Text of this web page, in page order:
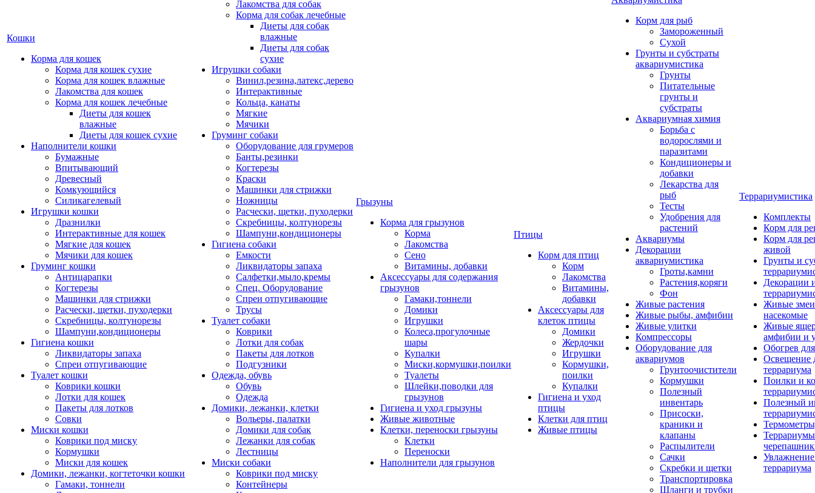
Кошки
Корма для кошек
Корма для кошек сухие
Корма для кошек влажные
Лакомства для кошек
Корма для кошек лечебные
Диеты для кошек
влажные
Диеты для кошек сухие
Наполнители кошки
Бумажные
Впитывающий
Древесный
Комкующийся
Силикагелевый
Игрушки кошки
Дразнилки
Интерактивные для кошек
Мягкие для кошек
Мячики для кошек
Груминг кошки
Антицарапки
Когтерезы
Машинки для стрижки
Расчески, щетки, пуходерки
Скребницы, колтунорезы
Шампуни,кондиционеры
Гигиена кошки
Ликвидаторы запаха
Спреи отпугивающие
Туалет кошки
Коврики кошки
Лотки для кошек
Пакеты для лотков
Совки
Миски кошки
Коврики под миску
Кормушки
Миски для кошек
Домики, лежанки, когтеточки кошки
Гамаки, тоннели
Лакомства для собак
Корма для собак лечебные
Диеты для собак
влажные
Диеты для собак
сухие
Игрушки собаки
Винил,резина,латекс,дерево
Интерактивные
Кольца, канаты
Мягкие
Мячики
Груминг собаки
Оборудование для грумеров
Банты,резинки
Когтерезы
Краски
Машинки для стрижки
Ножницы
Расчески, щетки, пуходерки
Скребницы, колтунорезы
Шампуни,кондиционеры
Гигиена собаки
Емкости
Ликвидаторы запаха
Салфетки,мыло,кремы
Спец. Оборудование
Спреи отпугивающие
Трусы
Туалет собаки
Коврики
Лотки для собак
Пакеты для лотков
Подгузники
Одежда, обувь
Обувь
Одежда
Домики, лежанки, клетки
Вольеры, палатки
Домики для собак
Лежанки для собак
Лестницы
Миски собаки
Коврики под миску
Контейнеры
Грызуны
Корма для грызунов
Корма
Лакомства
Сено
Витамины, добавки
Аксессуары для содержания
грызунов
Гамаки,тоннели
Домики
Игрушки
Колеса,прогулочные
шары
Купалки
Миски,кормушки,поилки
Туалеты
Шлейки,поводки для
грызунов
Гигиена и уход грызуны
Живые животные
Клетки, переноски грызуны
Клетки
Переноски
Наполнители для грызунов
Птицы
Корм для птиц
Корм
Лакомства
Витамины,
добавки
Аксессуары для
клеток птицы
Домики
Жердочки
Игрушки
Кормушки,
поилки
Купалки
Гигиена и уход
птицы
Клетки для птиц
Живые птицы
Корм для рыб
Замороженный
Сухой
Грунты и субстраты
аквариумистика
Грунты
Питательные
грунты и
субстраты
Аквариумная химия
Борьба с
водорослями и
паразитами
Кондиционеры и
добавки
Лекарства для
рыб
Тесты
Удобрения для
растений
Аквариумы
Декорации
аквариумистика
Гроты,камни
Растения,коряги
Фон
Живые растения
Живые рыбы, амфибии
Живые улитки
Компрессоры
Оборудование для
аквариумов
Грунтоочистители
Кормушки
Полезный
инвентарь
Присоски,
краники и
клапаны
Распылители
Сачки
Скребки и щетки
Транспортировка
Шланги и трубки
Террариумистика
Комплекты
Корм для
Корм для
живой
Грунты и
Декорации
Живые
насекомые
Живые
амфибии и
Обогрев
Освещение
террариума
Поилки и
Полезный
террариума